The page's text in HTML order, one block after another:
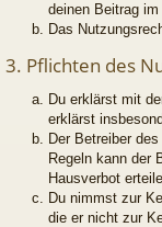
deinen Beitrag
Das
3. Pflichten des
Du erklärst mit
erklärst
Der Betreiber
Regeln kann der
Hausverbot
Du nimmst zur
die er nicht zur